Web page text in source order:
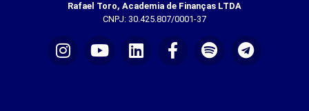
Rafael Toro, Academia de Finanças LTDA
CNPJ: 30.425.807/0001-37